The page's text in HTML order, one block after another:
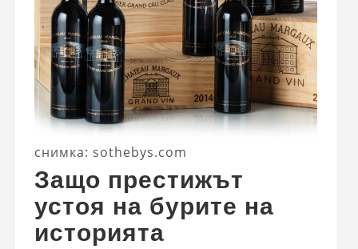
снимка: sothebys.com
Защо престижът
устоя на бурите на
историята